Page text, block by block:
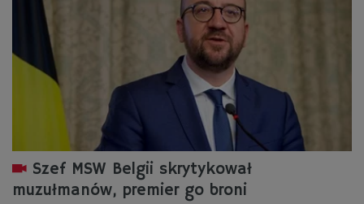
Szef MSW Belgii skrytykował
muzułmanów, premier go broni